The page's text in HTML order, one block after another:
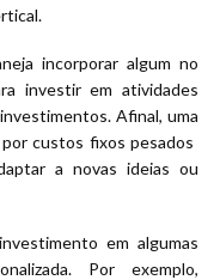
incorporar algum no
investir em atividades
Afinal, uma
custos fixos pesados
a novas ideias ou
em algumas
Por exemplo,